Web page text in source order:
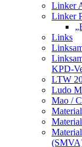
Linker
Linker
Links
KPD-
LTW
Ludo
Mao /